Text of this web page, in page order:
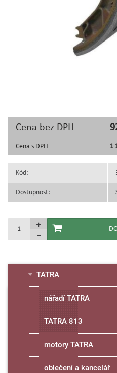
Cena bez DPH
Cena s DPH 1
Kód:
Dostupnost:
TATRA
nářadí TATRA
TATRA 813
motory TATRA
oblečení a kancelář